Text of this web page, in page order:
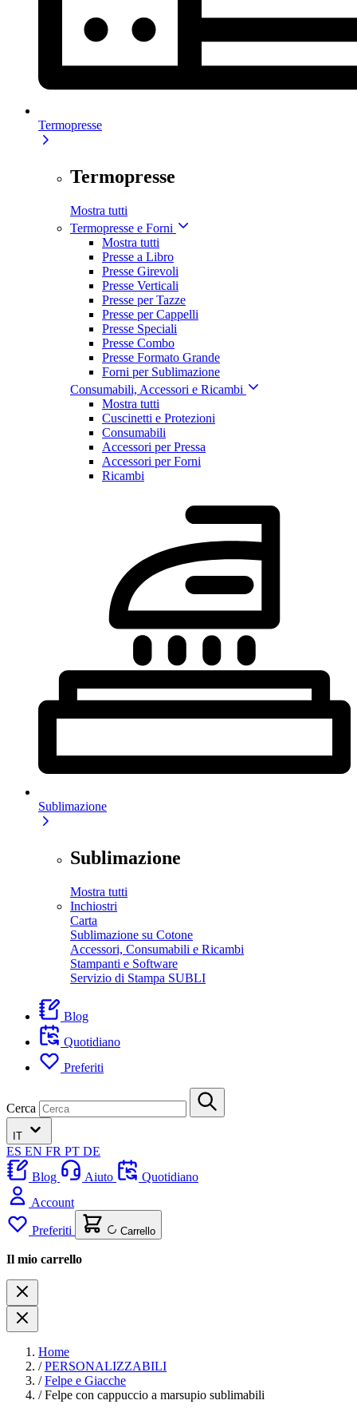
Termopresse
Termopresse
Mostra tutti
Termopresse e Forni
Mostra tutti
Presse a Libro
Presse Girevoli
Presse Verticali
Presse per Tazze
Presse per Cappelli
Presse Speciali
Presse Combo
Presse Formato Grande
Forni per Sublimazione
Consumabili, Accessori e Ricambi
Mostra tutti
Cuscinetti e Protezioni
Consumabili
Accessori per Pressa
Accessori per Forni
Ricambi
Sublimazione
Sublimazione
Mostra tutti
Inchiostri
Carta
Sublimazione su Cotone
Accessori, Consumabili e Ricambi
Stampanti e Software
Servizio di Stampa SUBLI
Blog
Quotidiano
Preferiti
Cerca
IT
ES EN FR PT DE
Blog
Aiuto
Quotidiano
Account
Preferiti Carrello
Il mio carrello
Home
/ PERSONALIZZABILI
/ Felpe e Giacche
/ Felpe con cappuccio a marsupio sublimabili